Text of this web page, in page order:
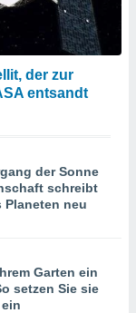
der zur
entsandt
der Sonne
schreibt
Planeten neu
Garten ein
setzen Sie sie